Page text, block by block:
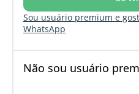
Sou usuário premium e
WhatsApp
Não sou usuário